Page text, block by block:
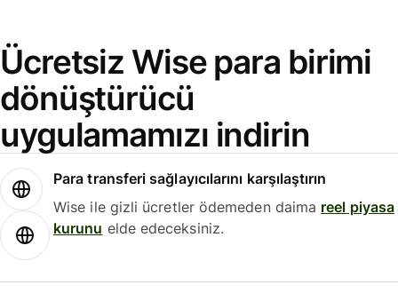
Ücretsiz Wise para birimi
dönüştürücü
uygulamamızı indirin
Para transferi sağlayıcılarını karşılaştırın
Wise ile gizli ücretler ödemeden daima reel piyasa
kurunu elde edeceksiniz.